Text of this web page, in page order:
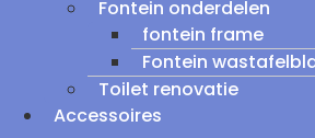
Fontein onderdelen
fontein frame
Fontein
Toilet renovatie
Accessoires